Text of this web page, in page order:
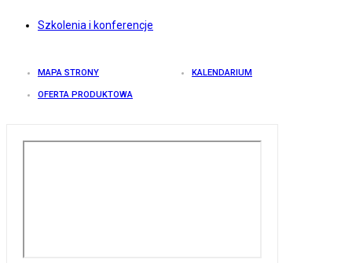
Szkolenia i konferencje
MAPA STRONY KALENDARIUM
OFERTA PRODUKTOWA